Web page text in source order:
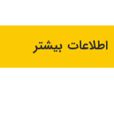
اطلاعات بیشتر